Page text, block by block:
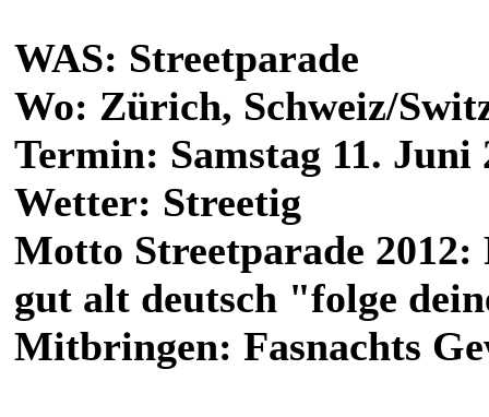
WAS: Streetparade
Wo: Zürich, Schweiz/
Termin: Samstag 11. Juni
Wetter: Streetig
Motto Streetparade
gut alt deutsch "folge
Mitbringen: Fasnachts